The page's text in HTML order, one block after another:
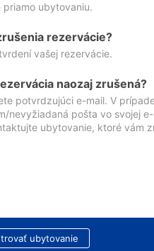
ubytovaniu.
rezervácie?
vašej rezervácie.
naozaj zrušená?
potvrdzujúci e-mail. V
nevyžiadaná pošta vo svojej
ubytovanie, ktoré vám
ubytovanie